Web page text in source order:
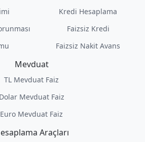
Kredi Hesaplama
Faizsiz Kredi
Faizsiz Nakit Avans
Mevduat
TL Mevduat Faiz
Dolar Mevduat Faiz
Euro Mevduat Faiz
Araçları